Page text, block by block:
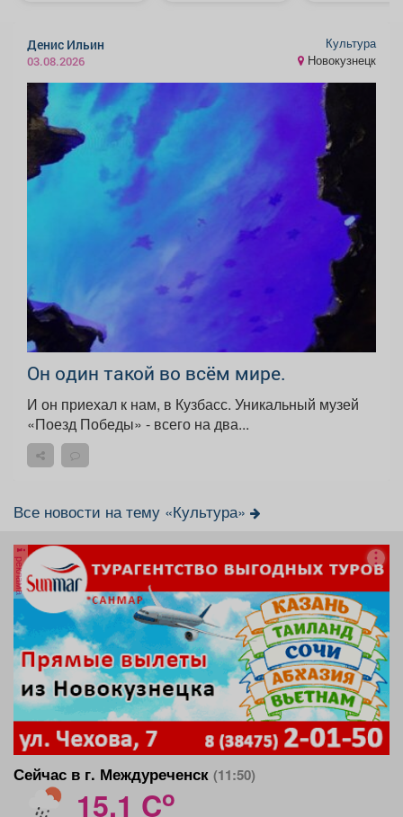
Денис Ильин
03.08.2026
Культура
Новокузнецк
Он один такой во всём мире.
И он приехал к нам, в Кузбасс. Уникальный музей
«Поезд Победы» - всего на два...
Все новости на тему «Культура»
реклама
Сейчас в г. Междуреченск (11:50)
15.1 Co